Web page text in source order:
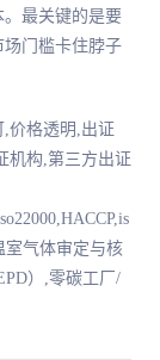
最关键的是要
门槛卡住脖子
价格透明,出证
机构,第三方出证
室气体审定与核
）,零碳工厂/